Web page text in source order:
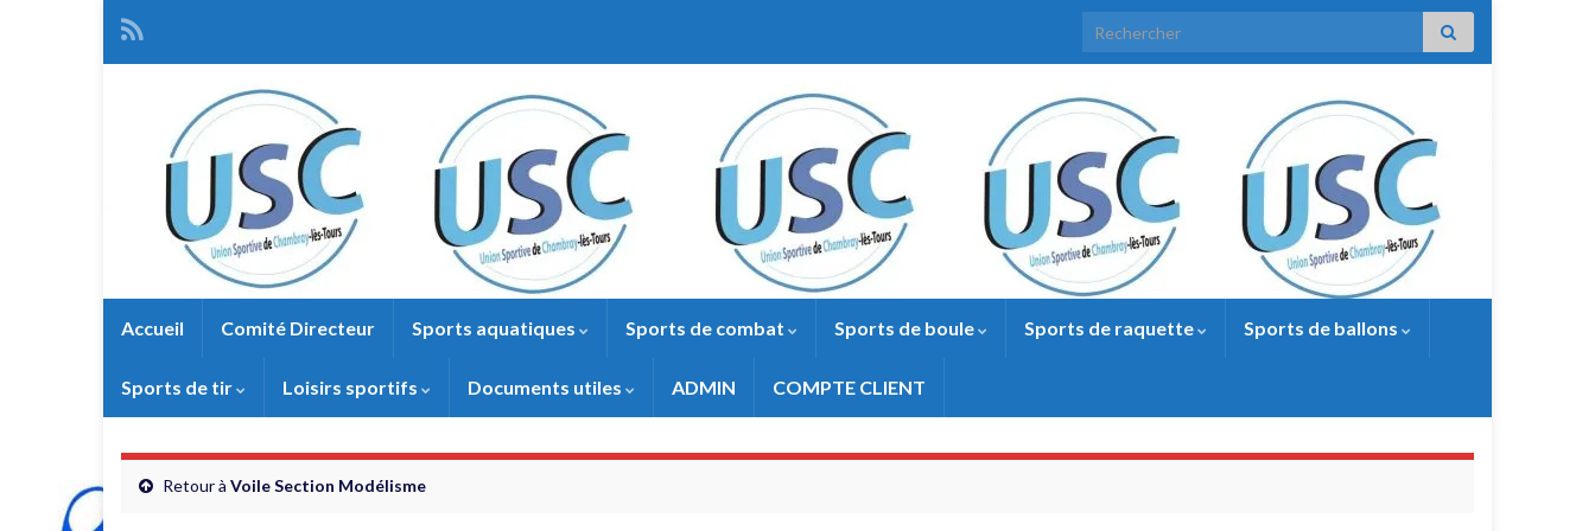
Search for:
Accueil Comité Directeur Sports aquatiques Sports de combat Sports de boule Sports de raquette Sports de ballons
Sports de tir Loisirs sportifs Documents utiles ADMIN COMPTE CLIENT
Retour à Voile Section Modélisme